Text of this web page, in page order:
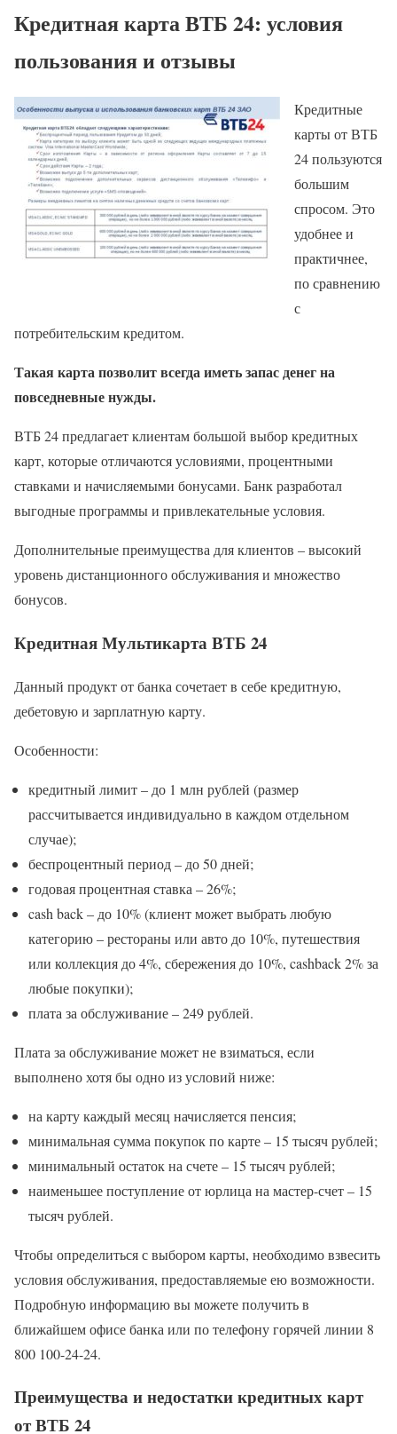
Кредитная карта ВТБ 24: условия
пользования и отзывы
Кредитные
карты от ВТБ
24 пользуются
большим
спросом. Это
удобнее и
практичнее,
по сравнению
с
потребительским кредитом.
Такая карта позволит всегда иметь запас денег на
повседневные нужды.
ВТБ 24 предлагает клиентам большой выбор кредитных
карт, которые отличаются условиями, процентными
ставками и начисляемыми бонусами. Банк разработал
выгодные программы и привлекательные условия.
Дополнительные преимущества для клиентов – высокий
уровень дистанционного обслуживания и множество
бонусов.
Кредитная Мультикарта ВТБ 24
Данный продукт от банка сочетает в себе кредитную,
дебетовую и зарплатную карту.
Особенности:
кредитный лимит – до 1 млн рублей (размер
рассчитывается индивидуально в каждом отдельном
случае);
беспроцентный период – до 50 дней;
годовая процентная ставка – 26%;
cash back – до 10% (клиент может выбрать любую
категорию – рестораны или авто до 10%, путешествия
или коллекция до 4%, сбережения до 10%, cashback 2% за
любые покупки);
плата за обслуживание – 249 рублей.
Плата за обслуживание может не взиматься, если
выполнено хотя бы одно из условий ниже:
на карту каждый месяц начисляется пенсия;
минимальная сумма покупок по карте – 15 тысяч рублей;
минимальный остаток на счете – 15 тысяч рублей;
наименьшее поступление от юрлица на мастер-счет – 15
тысяч рублей.
Чтобы определиться с выбором карты, необходимо взвесить
условия обслуживания, предоставляемые ею возможности.
Подробную информацию вы можете получить в
ближайшем офисе банка или по телефону горячей линии 8
800 100-24-24.
Преимущества и недостатки кредитных карт
от ВТБ 24